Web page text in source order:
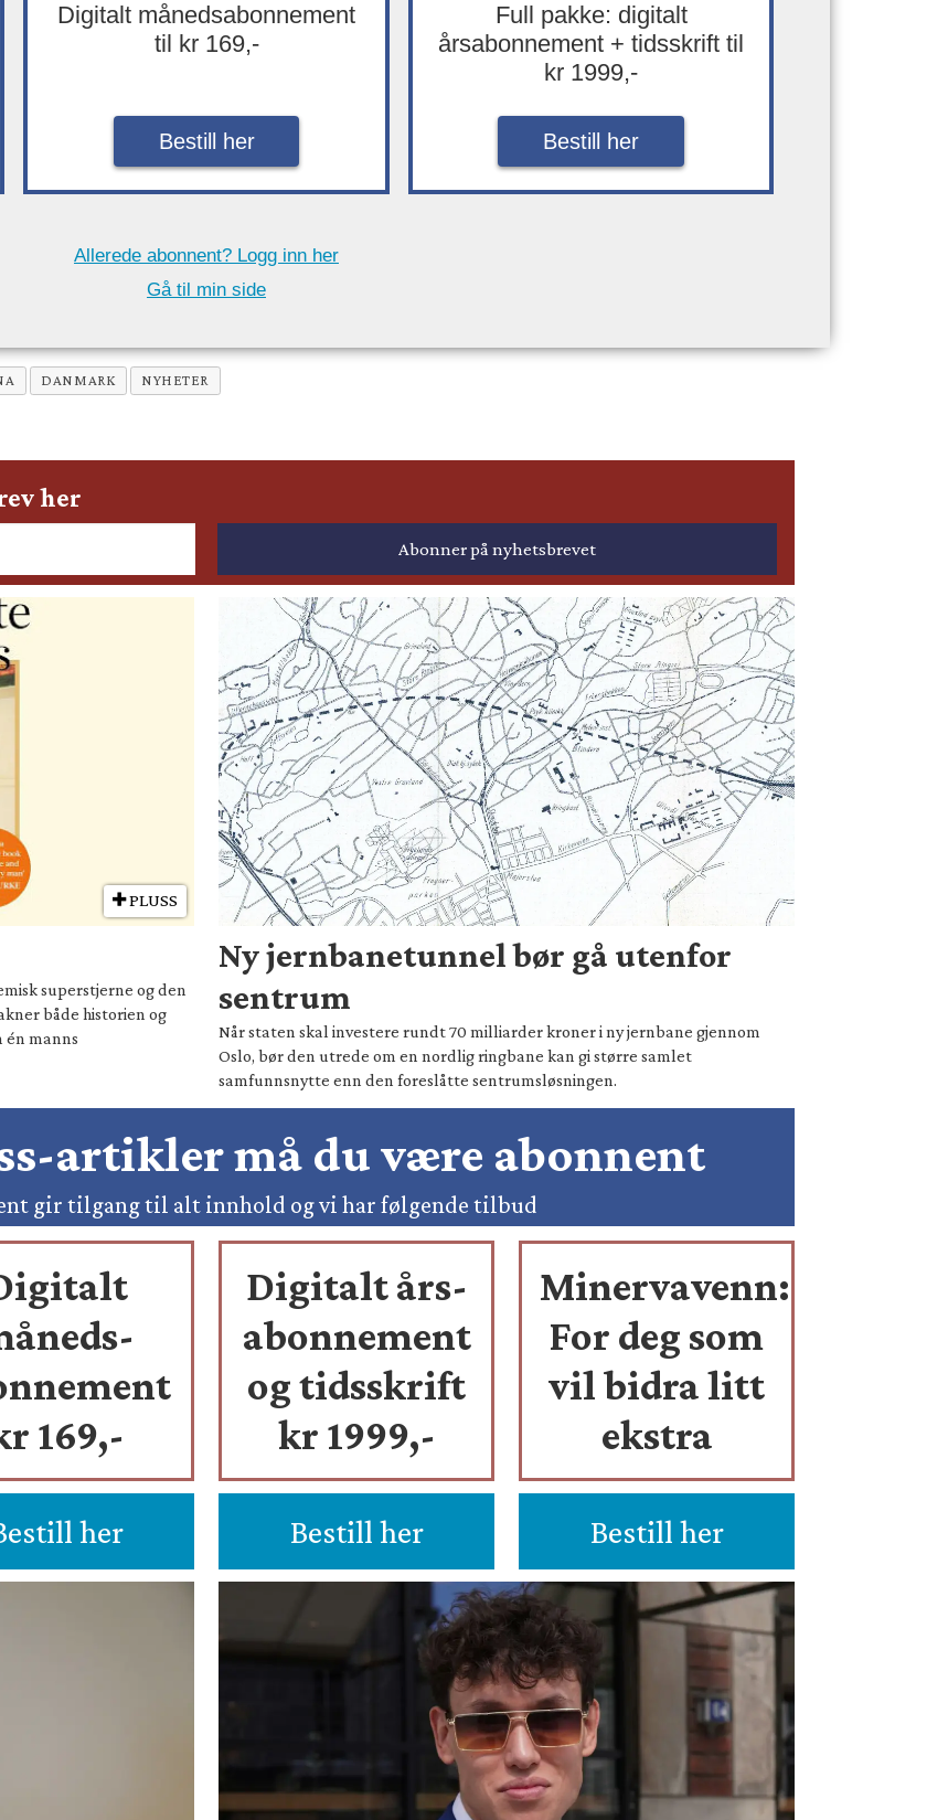
Digitalt månedsabonnement
til kr 169,-
Bestill her
Full pakke: digitalt
årsabonnement + tidsskrift til
kr 1999,-
Bestill her
Allerede abonnent? Logg inn her
Gå til min side
DANMARK NYHETER
her
PLUSS
superstjerne og den
både historien og
manns
Ny jernbanetunnel bør gå utenfor
sentrum
Når staten skal investere rundt 70 milliarder kroner i ny jernbane gjennom
Oslo, bør den utrede om en nordlig ringbane kan gi større samlet
samfunnsnytte enn den foreslåtte sentrumsløsningen.
artikler må du være abonnent
gir tilgang til alt innhold og vi har følgende tilbud
169,-
her
Digitalt års-
abonnement
og tidsskrift
kr 1999,-
Bestill her
Minervavenn:
For deg som
vil bidra litt
ekstra
Bestill her